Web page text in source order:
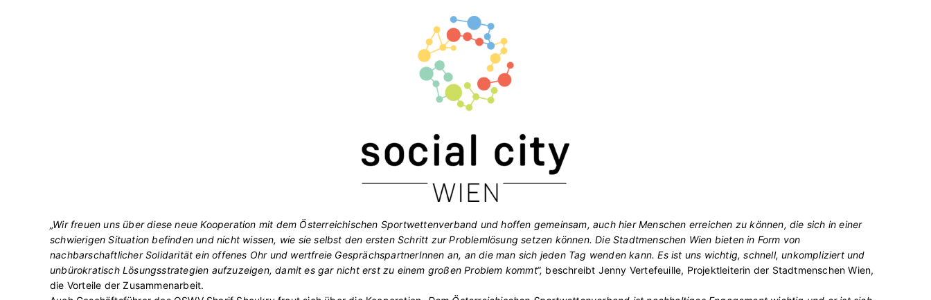
„Wir freuen uns über diese neue Kooperation mit dem Österreichischen Sportwettenverband und hoffen gemeinsam, auch hier Menschen erreichen zu können, die sich in einer
schwierigen Situation befinden und nicht wissen, wie sie selbst den ersten Schritt zur Problemlösung setzen können. Die Stadtmenschen Wien bieten in Form von
nachbarschaftlicher Solidarität ein offenes Ohr und wertfreie GesprächspartnerInnen an, an die man sich jeden Tag wenden kann. Es ist uns wichtig, schnell, unkompliziert und
unbürokratisch Lösungsstrategien aufzuzeigen, damit es gar nicht erst zu einem großen Problem kommt“, beschreibt Jenny Vertefeuille, Projektleiterin der Stadtmenschen Wien,
die Vorteile der Zusammenarbeit.